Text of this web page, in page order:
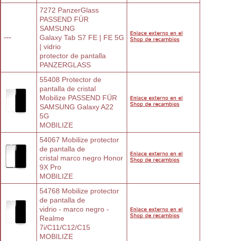
---
7272 PanzerGlass
PASSEND FÜR
SAMSUNG
Galaxy Tab S7 FE | FE 5G
| vidrio
protector de pantalla
PANZERGLASS
55408 Protector de
pantalla de cristal
Mobilize PASSEND FÜR
SAMSUNG Galaxy A22
5G
MOBILIZE
54067 Mobilize protector
de pantalla de
cristal marco negro Honor
9X Pro
MOBILIZE
54768 Mobilize protector
de pantalla de
vidrio - marco negro -
Realme
7i/C11/C12/C15
MOBILIZE